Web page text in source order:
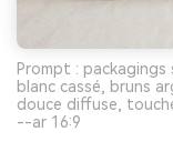
Prompt :
blanc cassé, bruns
douce diffuse,
--ar 16:9